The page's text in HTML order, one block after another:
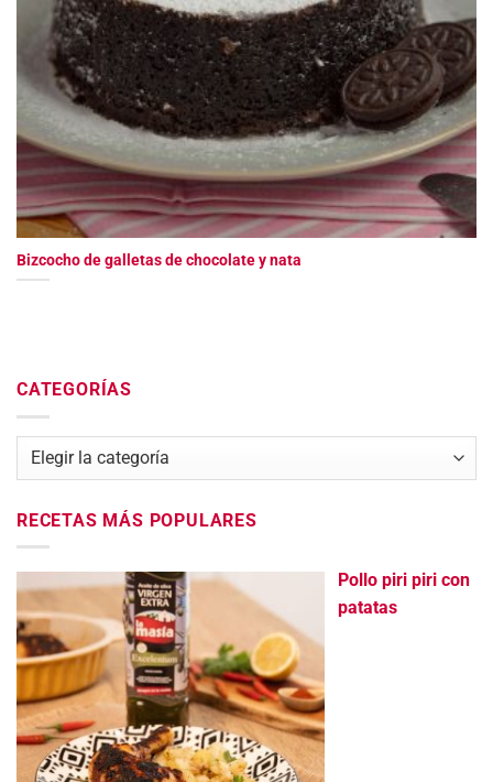
Bizcocho de galletas de chocolate y nata
CATEGORÍAS
Categorías
RECETAS MÁS POPULARES
Pollo piri piri con
patatas